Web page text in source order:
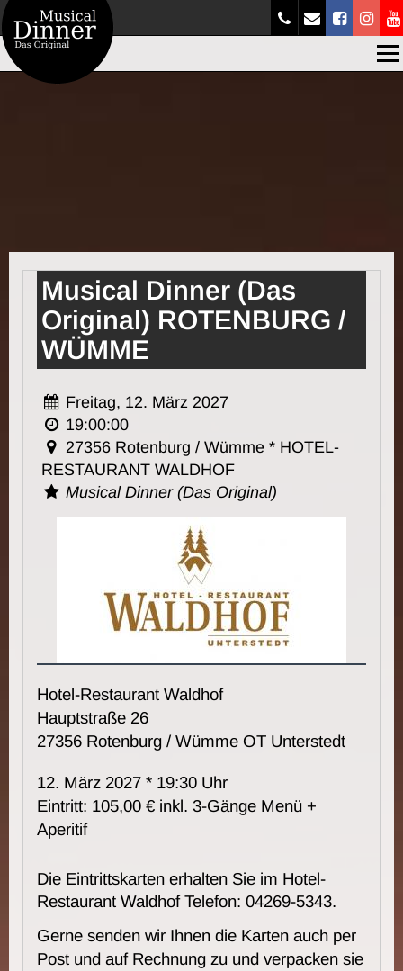
Musical Dinner (Das
Original) ROTENBURG /
WÜMME
Freitag, 12. März 2027
19:00:00
27356 Rotenburg / Wümme * HOTEL-
RESTAURANT WALDHOF
Musical Dinner (Das Original)
Hotel-Restaurant Waldhof
Hauptstraße 26
27356 Rotenburg / Wümme OT Unterstedt
12. März 2027 * 19:30 Uhr
Eintritt: 105,00 € inkl. 3-Gänge Menü +
Aperitif
Die Eintrittskarten erhalten Sie im Hotel-
Restaurant Waldhof Telefon: 04269-5343.
Gerne senden wir Ihnen die Karten auch per
Post und auf Rechnung zu und verpacken sie